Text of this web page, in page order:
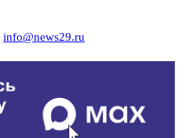
info@news29.ru